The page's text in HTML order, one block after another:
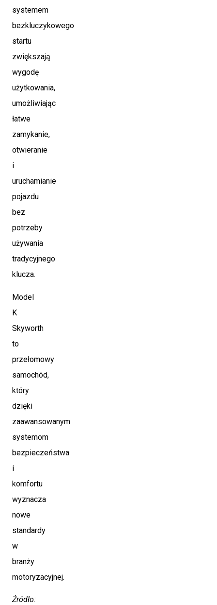
systemem
bezkluczykowego
startu
zwiększają
wygodę
użytkowania,
umożliwiając
łatwe
zamykanie,
otwieranie
i
uruchamianie
pojazdu
bez
potrzeby
używania
tradycyjnego
klucza.
Model
K
Skyworth
to
przełomowy
samochód,
który
dzięki
zaawansowanym
systemom
bezpieczeństwa
i
komfortu
wyznacza
nowe
standardy
w
branży
motoryzacyjnej.
Źródło: